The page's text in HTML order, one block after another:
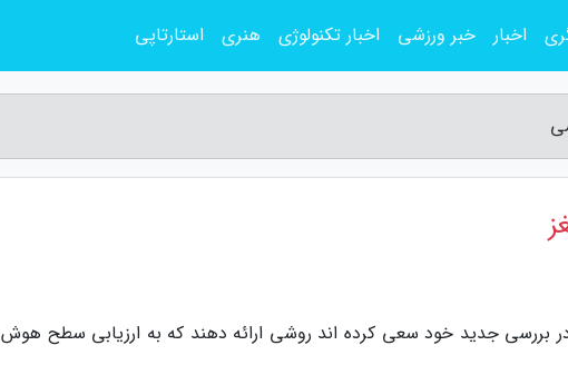
بررسی جدید خود سعی کرده اند روشی ارائه دهند که به ارزیابی سطح هوش
اخبار خبر ورزشی اخبار تکنولوژی هنری استارتاپی